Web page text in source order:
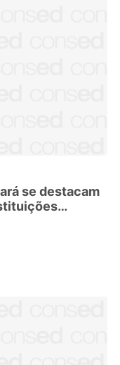
se destacam